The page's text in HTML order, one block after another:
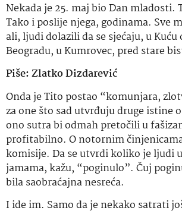
Nekada je 25. maj bio Dan mladosti.
Tako i poslije njega, godinama. Sve
ali, ljudi dolazili da se sjećaju, u Kuću
Beogradu, u Kumrovec, pred stare
Piše: Zlatko Dizdarević
Onda je Tito postao “komunjara,
za one što sad utvrđuju druge istine
ono sutra bi odmah pretočili u
profitabilno. O notornim
komisije. Da se utvrdi koliko je ljudi
jamama, kažu, “poginulo”. Čuj
bila saobraćajna nesreća.
I ide im. Samo da je nekako satrati